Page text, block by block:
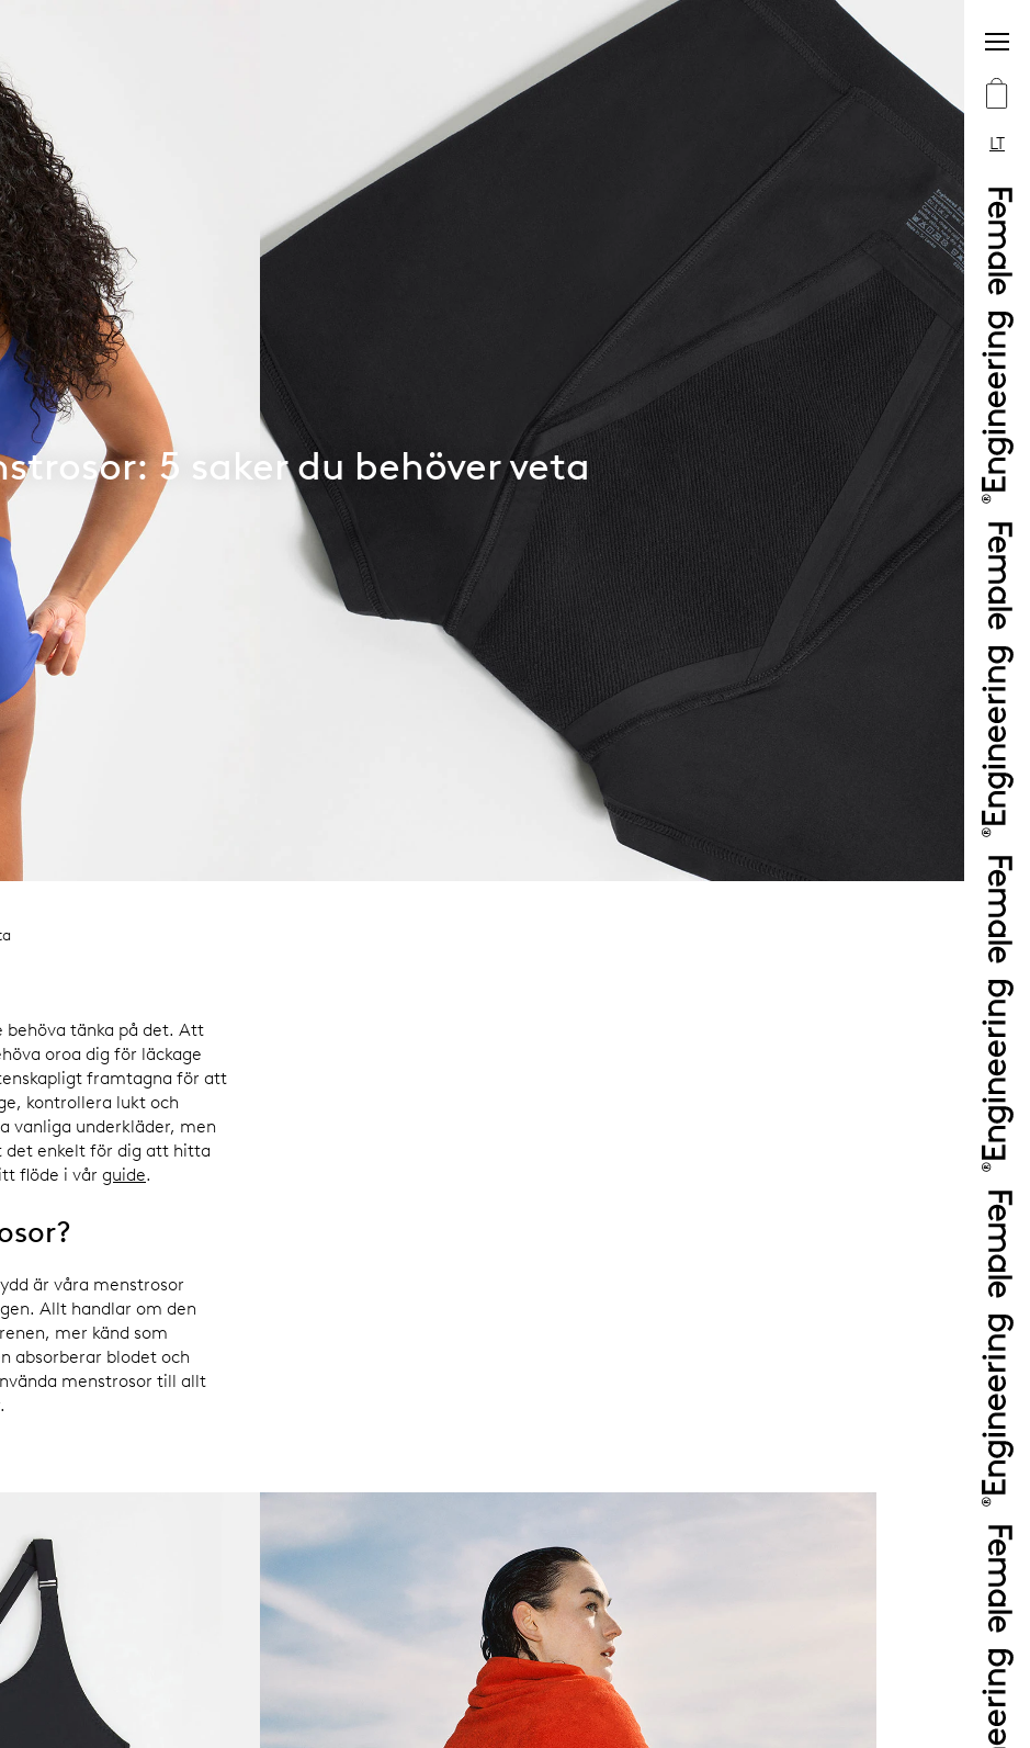
LT
5 saker du behöver veta
behöva tänka på det. Att
oroa dig för läckage
framtagna för att
kontrollera lukt och
vanliga underkläder, men
det enkelt för dig att hitta
flöde i vår guide.
är våra menstrosor
Allt handlar om den
mer känd som
absorberar blodet och
menstrosor till allt